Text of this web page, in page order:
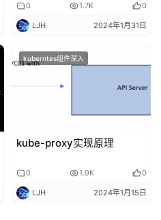
0 1.7K 0
LJH 2024年1月31日
kuberntes组件深入
kube-proxy实现原理
0 1.9K 0
LJH 2024年1月15日